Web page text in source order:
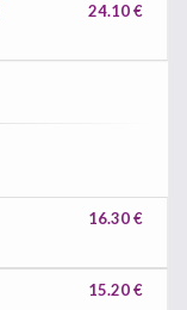
24.10 €
16.30 €
15.20 €